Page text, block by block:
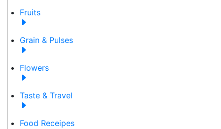
Fruits
Grain & Pulses
Flowers
Taste & Travel
Food Receipes